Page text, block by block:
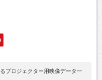
プロジェクター用映像データ一